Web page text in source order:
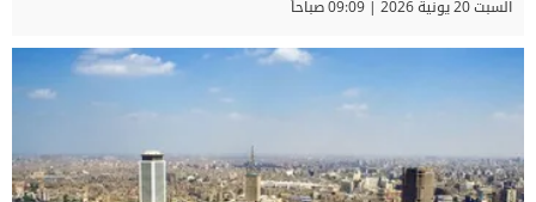
السبت 20 يونية 2026 | 09:09 صباحاً